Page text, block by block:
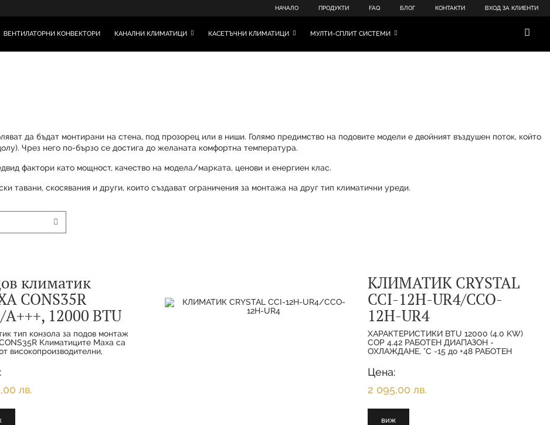
НАЧАЛО ПРОДУКТИ FAQ БЛОГ КОНТАКТИ ВХОД ЗА КЛИЕНТИ
ВЕНТИЛАТОРНИ КОНВЕКТОРИ КАНАЛНИ КЛИМАТИЦИ КАСЕТЪЧНИ КЛИМАТИЦИ МУЛТИ-СПЛИТ СИСТЕМИ
да бъдат монтирани на стена, под прозорец или в ниши. Голямо предимство на подовите модели е двойният въздушен поток, който
Чрез него по-бързо се достига до желаната комфортна температура.
фактори като мощност, качество на модела/марката, ценови и енергиен клас.
тавани, скосявания и други, които създават ограничения за монтажа на друг тип климатични уреди.
климатик
CONS35R
A+++, 12000 BTU
тип конзола за подов монтаж
Климатиците Maxa са
високопроизводителни,
както за жилищна, така
употреба. Т
лв.
КЛИМАТИК CRYSTAL
CCI-12H-UR4/CCO-
12H-UR4
ХАРАКТЕРИСТИКИ BTU 12000 (4.0 KW)
COP 4.42 РАБОТЕН ДИАПАЗОН -
ОХЛАЖДАНЕ, °C -15 до +48 РАБОТЕН
EER 4.39
Цена:
2 095,00 лв.
виж